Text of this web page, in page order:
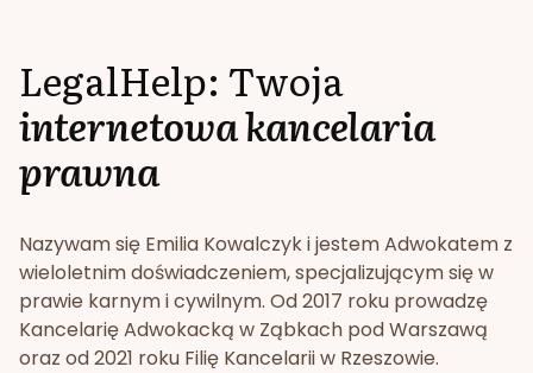
LegalHelp: Twoja
internetowa kancelaria
prawna
Nazywam się Emilia Kowalczyk i jestem Adwokatem z
wieloletnim doświadczeniem, specjalizującym się w
prawie karnym i cywilnym. Od 2017 roku prowadzę
Kancelarię Adwokacką w Ząbkach pod Warszawą
oraz od 2021 roku Filię Kancelarii w Rzeszowie.